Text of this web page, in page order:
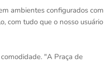
ambientes configurados com
com tudo que o nosso usuário
"A Praça de